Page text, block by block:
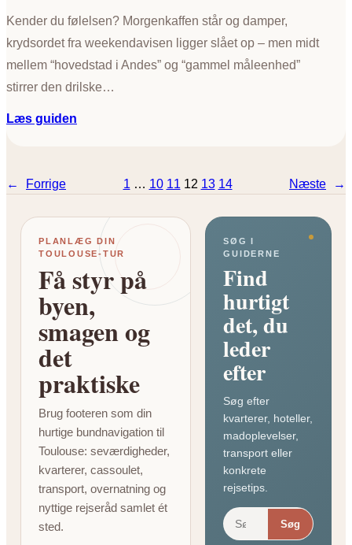
d
s
o
r
Kender du følelsen? Morgenkaffen står og damper,
krydsordet fra weekendavisen ligger slået op – men midt
mellem “hovedstad i Andes” og “gammel måleenhed”
stirrer den drilske…
Læs guiden
a
i
d
r
d
e
l
A
← Forrige 1 … 10 11 12 13 14 Næste →
PLANLÆG DIN
TOULOUSE-TUR
Få styr på
byen,
smagen og
det
praktiske
Brug footeren som din
hurtige bundnavigation til
Toulouse: seværdigheder,
kvarterer, cassoulet,
transport, overnatning og
nyttige rejseråd samlet ét
sted.
SØG I
GUIDERNE
Find
hurtigt
det, du
leder
efter
Søg efter
kvarterer, hoteller,
madoplevelser,
transport eller
konkrete
rejsetips.
Søg